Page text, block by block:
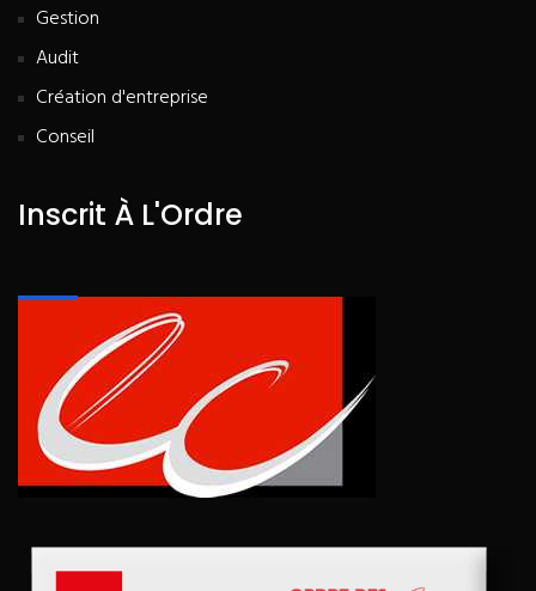
Gestion
Audit
Création d'entreprise
Conseil
Inscrit À L'Ordre